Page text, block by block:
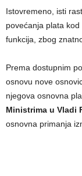
Istovremeno, isti
povećanja plata
funkcija, zbog
Prema dostupnim
osnovu nove
njegova osnovna
Ministrima u Vladi
osnovna primanja